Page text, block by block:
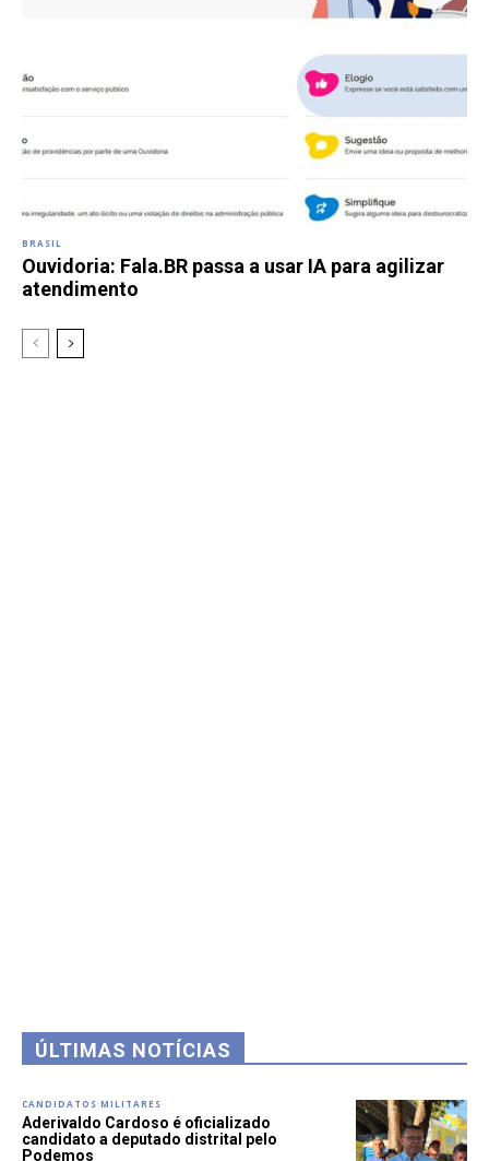
BRASIL
Ouvidoria: Fala.BR passa a usar IA para agilizar
atendimento
ÚLTIMAS NOTÍCIAS
CANDIDATOS MILITARES
Aderivaldo Cardoso é oficializado
candidato a deputado distrital pelo
Podemos